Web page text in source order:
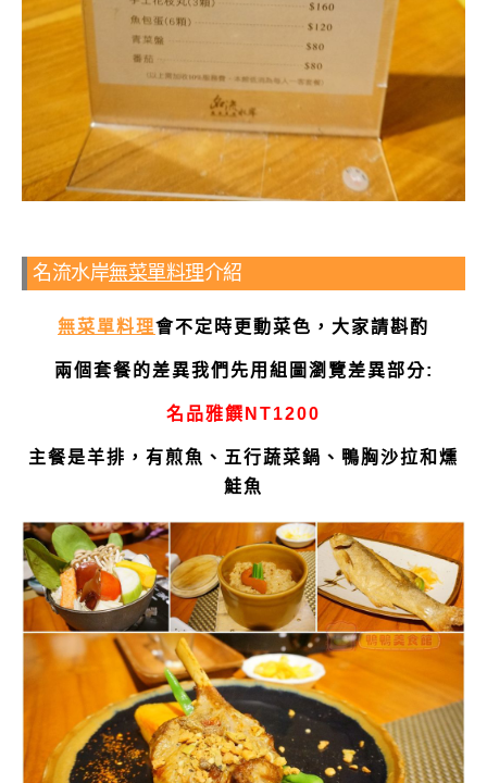
名流水岸無菜單料理介紹
無菜單料理會不定時更動菜色，大家請斟酌
兩個套餐的差異我們先用組圖瀏覽差異部分:
名品雅饌NT1200
主餐是羊排，有煎魚、五行蔬菜鍋、鴨胸沙拉和燻
鮭魚